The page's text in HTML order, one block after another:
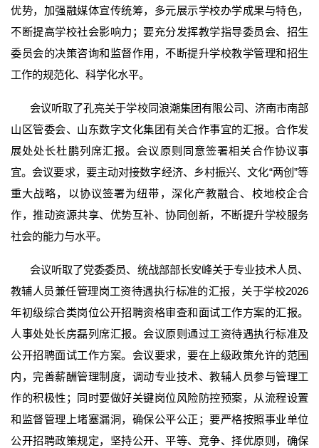
优势，加强融媒体宣传统筹，多元展示学校办学成果与特色，
不断提高学校社会影响力；要充分发挥教学指导委员会、招生
委员会的决策咨询和监督作用，不断提升学校教学管理和招生
工作的规范化、科学化水平。
会议听取了孔亮关于学校同浪潮集团有限公司、济南市南部
山区管委会、山东数字文化集团有关合作事宜的汇报。合作发
展处处长杜鹏列席汇报。会议原则同意签署相关合作协议事
宜。会议要求，要主动对接数字经济、乡村振兴、文化“两创”等
重大战略，以协议签署为纽带，深化产教融合、校地校企合
作，推动资源共享、优势互补、协同创新，不断提升学校服务
社会的能力与水平。
会议听取了党委委员、统战部部长安峰关于专业技术人员、
教辅人员兼任管理岗工资待遇执行标准的汇报，关于学校2026
年初级综合类岗位公开招聘资格审查和面试工作方案的汇报。
人事处处长房磊列席汇报。会议原则通过工资待遇执行标准及
公开招聘面试工作方案。会议要求，要在上级政策允许的范围
内，完善薪酬管理制度，调动专业技术、教辅人员参与管理工
作的积极性；同时要做好关键岗位风险防控预案，从流程设置
和监督管理上堵塞漏洞，确保公平公正；要严格按照事业单位
公开招聘政策规定，坚持公开、平等、竞争、择优原则，确保